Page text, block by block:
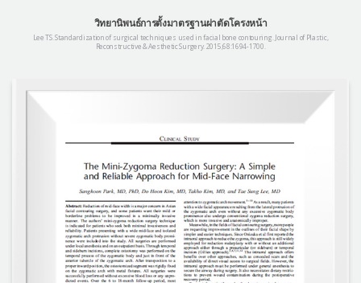
วิทยานิพนธ์การตั้งมาตรฐานผ่าตัดโครงหน้า
Lee TS. Standardization of surgical techniques used in facial bone contouring. Journal of Plastic,
Reconstructive & Aesthetic Surgery. 2015;68:1694-1700.